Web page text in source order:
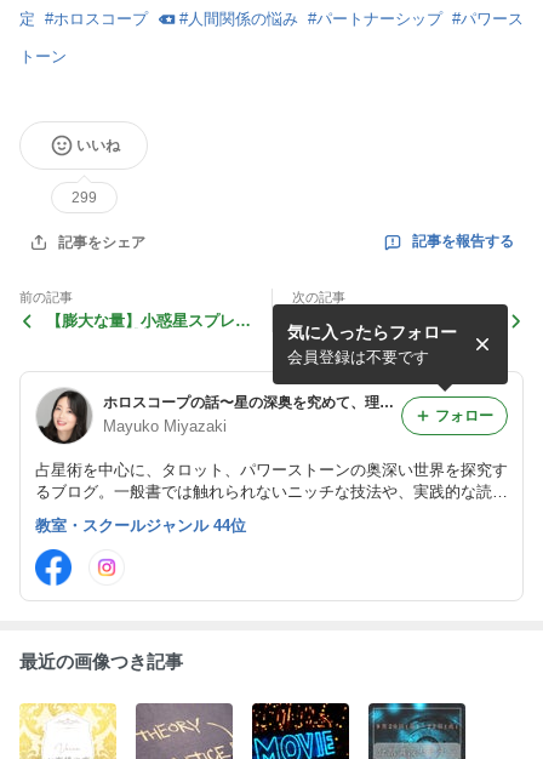
定 #ホロスコープ #人間関係の悩み #パートナーシップ #パワース
トーン
いいね
299
記事をシェア 記事を報告する
前の記事
【膨大な量】小惑星スプレッ
次の記事
ホロスコープの話〜星の深奥を究めて、理を知る～鑑定/講座随時受付中
Mayuko Miyazaki
占星術を中心に、タロット、パワーストーンの奥深い世界を探究す
るブログ。一般書では触れられないニッチな技法や、実践的な読解
方法を丁寧に紹介。占いを深く学びたい方、プロフェッショナルを
目指す方へ、体系的な知識をお届けします。
気に入ったらフォロー
会員登録は不要です
フォロー
教室・スクールジャンル 44位
最近の画像つき記事